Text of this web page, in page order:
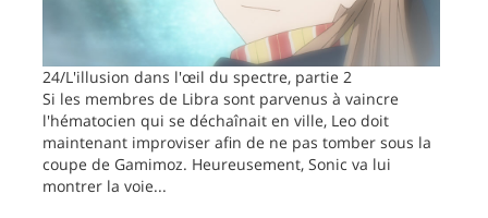
24/L'illusion dans l'œil du spectre, partie 2
Si les membres de Libra sont parvenus à vaincre
l'hématocien qui se déchaînait en ville, Leo doit
maintenant improviser afin de ne pas tomber sous la
coupe de Gamimoz. Heureusement, Sonic va lui
montrer la voie...